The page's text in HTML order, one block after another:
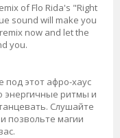
of Flo Rida's "Right
sound will make you
now and let the
you.
под этот афро-хаус
энергичные ритмы и
Слушайте
позвольте магии